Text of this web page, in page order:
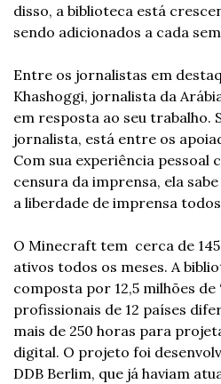
disso, a biblioteca está
sendo adicionados a cada
Entre os jornalistas em
Khashoggi, jornalista da
em resposta ao seu trabalho.
jornalista, está entre os
Com sua experiência pessoal
censura da imprensa, ela
a liberdade de imprensa
O Minecraft tem  cerca de
ativos todos os meses. A
composta por 12,5 milhões de
profissionais de 12 países
mais de 250 horas para
digital. O projeto foi
DDB Berlim, que já haviam